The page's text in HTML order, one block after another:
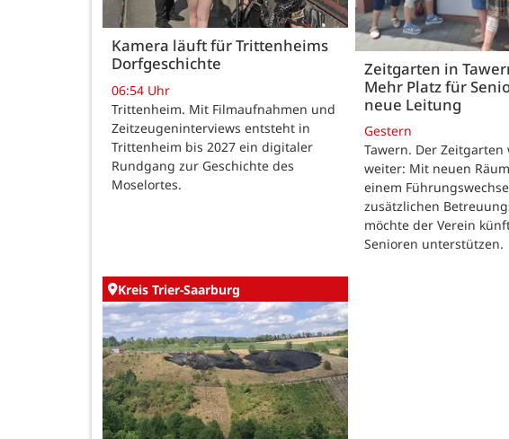
Kamera läuft für Trittenheims
Dorfgeschichte
06:54 Uhr
Trittenheim. Mit Filmaufnahmen und
Zeitzeugeninterviews entsteht in
Trittenheim bis 2027 ein digitaler
Rundgang zur Geschichte des
Moselortes.
Zeitgarten in
Mehr Platz für
neue Leitung
Gestern
Tawern. Der Zeitgarten
weiter: Mit neuen
einem
zusätzlichen
möchte der Verein
Senioren unterstützen.
Kreis Trier-Saarburg